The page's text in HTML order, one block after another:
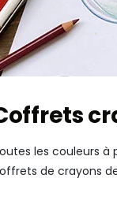
les couleurs
de crayons